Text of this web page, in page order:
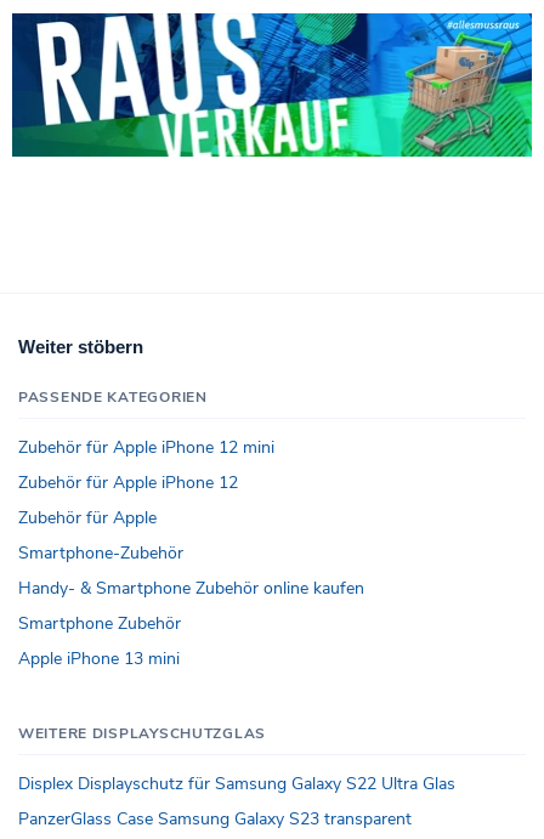
Weiter stöbern
PASSENDE KATEGORIEN
Zubehör für Apple iPhone 12 mini
Zubehör für Apple iPhone 12
Zubehör für Apple
Smartphone-Zubehör
Handy- & Smartphone Zubehör online kaufen
Smartphone Zubehör
Apple iPhone 13 mini
WEITERE DISPLAYSCHUTZGLAS
Displex Displayschutz für Samsung Galaxy S22 Ultra Glas
PanzerGlass Case Samsung Galaxy S23 transparent